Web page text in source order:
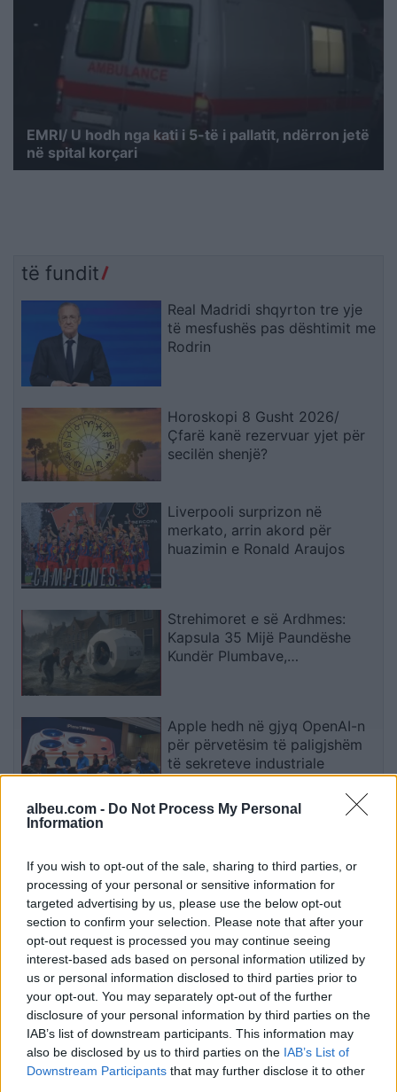
albeu.com - Do Not Process My Personal
Information
If you wish to opt-out of the sale, sharing to third parties, or
processing of your personal or sensitive information for
targeted advertising by us, please use the below opt-out
section to confirm your selection. Please note that after your
opt-out request is processed you may continue seeing
interest-based ads based on personal information utilized by
us or personal information disclosed to third parties prior to
your opt-out. You may separately opt-out of the further
disclosure of your personal information by third parties on the
IAB’s list of downstream participants. This information may
also be disclosed by us to third parties on the IAB’s List of
Downstream Participants that may further disclose it to other
EMRI/ U hodh nga kati i 5-të i pallatit, ndërron jetë
në spital korçari
të fundit
Real Madridi shqyrton tre yje
të mesfushës pas dështimit me
Rodrin
Horoskopi 8 Gusht 2026/
Çfarë kanë rezervuar yjet për
secilën shenjë?
Liverpooli surprizon në
merkato, arrin akord për
huazimin e Ronald Araujos
Strehimoret e së Ardhmes:
Kapsula 35 Mijë Paundëshe
Kundër Plumbave,
Apple hedh në gjyq OpenAI-n
për përvetësim të paligjshëm
të sekreteve industriale
Google, kërkimet arrijnë nivele
të papara
Kina zbulon robotë humanoidë
tepër realistë, të projektuar për
shoqëri afatgjatë